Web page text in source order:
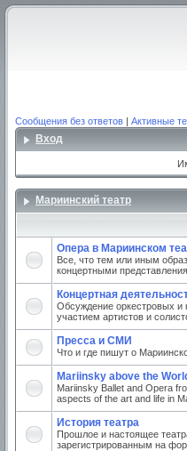
Сообщения без ответов | Активные
Вход
Мариинский театр
Опера в Мариинском
Все, что тем или иным
концертными
Концертная
Обсуждение оркестровых и
участием артистов и
Пресса и СМИ
Что и где пишут о
Mariinsky above the
Mariinsky Ballet and Opera
aspects of the art and life in
История театра
Прошлое и настоящее
зарегистрированным на